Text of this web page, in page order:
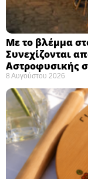
Με το βλέμμα
Συνεχίζονται
Αστροφυσικής
8 Αυγούστου 2026